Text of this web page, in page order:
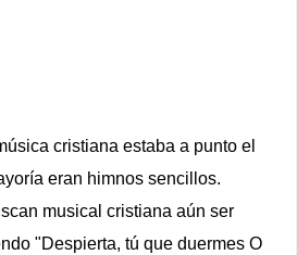
cristiana estaba a punto el
eran himnos sencillos.
musical cristiana aún ser
"Despierta, tú que duermes O